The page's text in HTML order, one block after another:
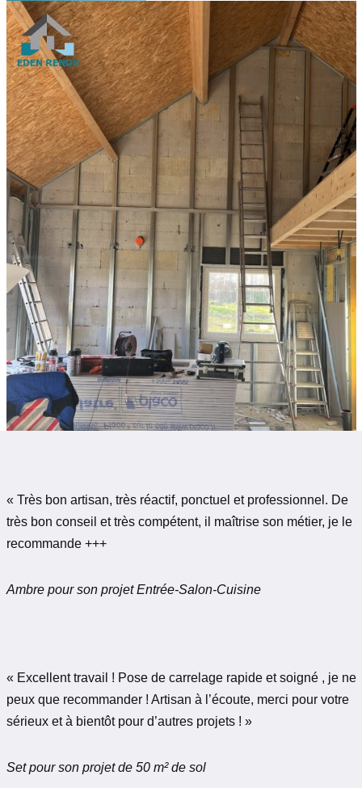
« Très bon artisan, très réactif, ponctuel et professionnel. De
très bon conseil et très compétent, il maîtrise son métier, je le
recommande +++
Ambre pour son projet Entrée-Salon-Cuisine
« Excellent travail ! Pose de carrelage rapide et soigné , je ne
peux que recommander ! Artisan à l’écoute, merci pour votre
sérieux et à bientôt pour d’autres projets ! »
Set pour son projet de 50 m² de sol